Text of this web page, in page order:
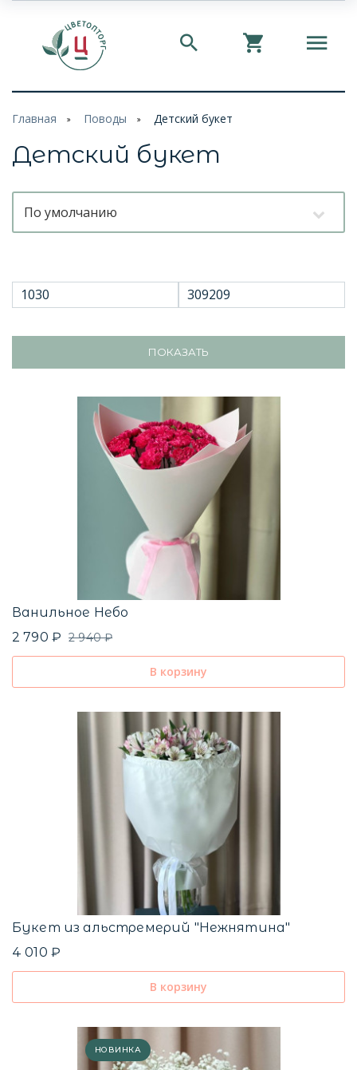
Главная Поводы Детский букет
Детский букет
По умолчанию
ПОКАЗАТЬ
Ванильное Небо
2 790 ₽ 2 940 ₽
В корзину
Букет из альстремерий "Нежнятина"
4 010 ₽
В корзину
НОВИНКА